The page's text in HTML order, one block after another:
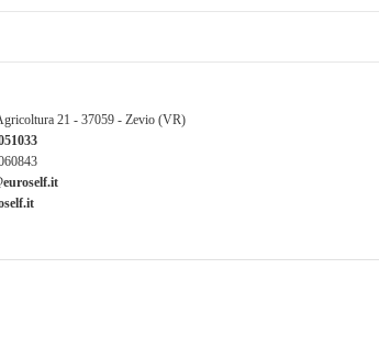
21 - 37059 - Zevio (VR)